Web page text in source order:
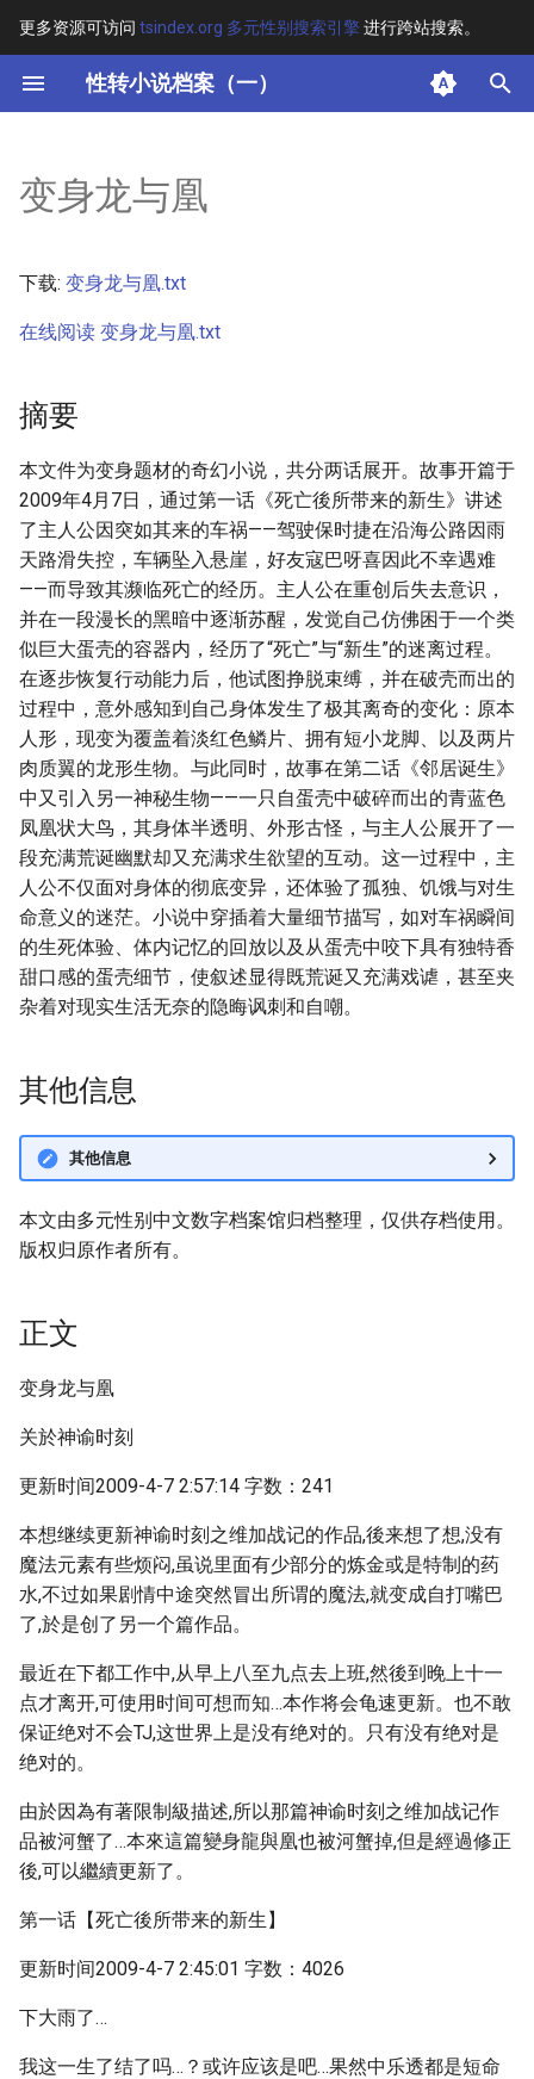
更多资源可访问 tsindex.org 多元性别搜索引擎进行跨站搜索。
性转小说档案（一）
键
开
搜
索
其他信息
正文
变身龙与凰
下载: 变身龙与凰.txt
在线阅读 变身龙与凰.txt
摘要
本文件为变身题材的奇幻小说，共分两话展开。故事开篇于
2009年4月7日，通过第一话《死亡後所带来的新生》讲述
了主人公因突如其来的车祸——驾驶保时捷在沿海公路因雨
天路滑失控，车辆坠入悬崖，好友寇巴呀喜因此不幸遇难
——而导致其濒临死亡的经历。主人公在重创后失去意识，
并在一段漫长的黑暗中逐渐苏醒，发觉自己仿佛困于一个类
似巨大蛋壳的容器内，经历了“死亡”与“新生”的迷离过程。
在逐步恢复行动能力后，他试图挣脱束缚，并在破壳而出的
过程中，意外感知到自己身体发生了极其离奇的变化：原本
人形，现变为覆盖着淡红色鳞片、拥有短小龙脚、以及两片
肉质翼的龙形生物。与此同时，故事在第二话《邻居诞生》
中又引入另一神秘生物——一只自蛋壳中破碎而出的青蓝色
凤凰状大鸟，其身体半透明、外形古怪，与主人公展开了一
段充满荒诞幽默却又充满求生欲望的互动。这一过程中，主
人公不仅面对身体的彻底变异，还体验了孤独、饥饿与对生
命意义的迷茫。小说中穿插着大量细节描写，如对车祸瞬间
的生死体验、体内记忆的回放以及从蛋壳中咬下具有独特香
甜口感的蛋壳细节，使叙述显得既荒诞又充满戏谑，甚至夹
杂着对现实生活无奈的隐晦讽刺和自嘲。
其他信息
其他信息
本文由多元性别中文数字档案馆归档整理，仅供存档使用。
版权归原作者所有。
正文
变身龙与凰
关於神谕时刻
更新时间2009-4-7 2:57:14 字数：241
本想继续更新神谕时刻之维加战记的作品,後来想了想,没有
魔法元素有些烦闷,虽说里面有少部分的炼金或是特制的药
水,不过如果剧情中途突然冒出所谓的魔法,就变成自打嘴巴
了,於是创了另一个篇作品。
最近在下都工作中,从早上八至九点去上班,然後到晚上十一
点才离开,可使用时间可想而知…本作将会龟速更新。也不敢
保证绝对不会TJ,这世界上是没有绝对的。只有没有绝对是
绝对的。
由於因為有著限制級描述,所以那篇神谕时刻之维加战记作
品被河蟹了…本來這篇變身龍與凰也被河蟹掉,但是經過修正
後,可以繼續更新了。
第一话【死亡後所带来的新生】
更新时间2009-4-7 2:45:01 字数：4026
下大雨了…
我这一生了结了吗…？或许应该是吧…果然中乐透都是短命